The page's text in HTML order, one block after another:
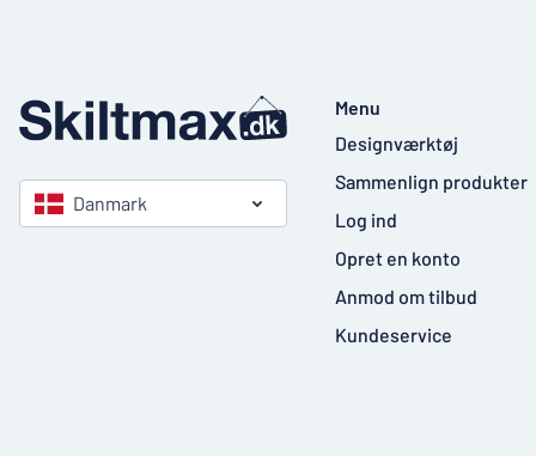
Danmark
Menu
Designværktøj
Sammenlign produkter
Log ind
Opret en konto
Anmod om tilbud
Kundeservice